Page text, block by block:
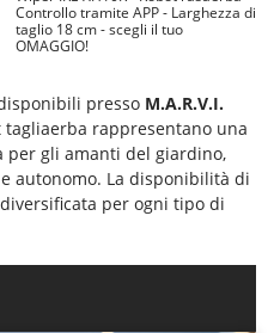
Controllo tramite APP - Larghezza di
taglio 18 cm - scegli il tuo
OMAGGIO!
presso M.A.R.V.I.
rappresentano una
per gli amanti del giardino,
autonomo. La disponibilità di
per ogni tipo di